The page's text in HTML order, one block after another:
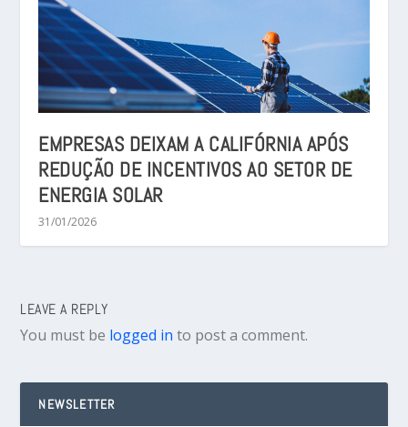
EMPRESAS DEIXAM A CALIFÓRNIA APÓS
REDUÇÃO DE INCENTIVOS AO SETOR DE
ENERGIA SOLAR
31/01/2026
LEAVE A REPLY
You must be logged in to post a comment.
NEWSLETTER